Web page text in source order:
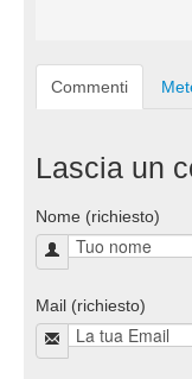
Commenti
Lascia un
Nome (richiesto)
Mail (richiesto)